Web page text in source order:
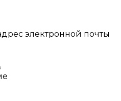
электронной почты